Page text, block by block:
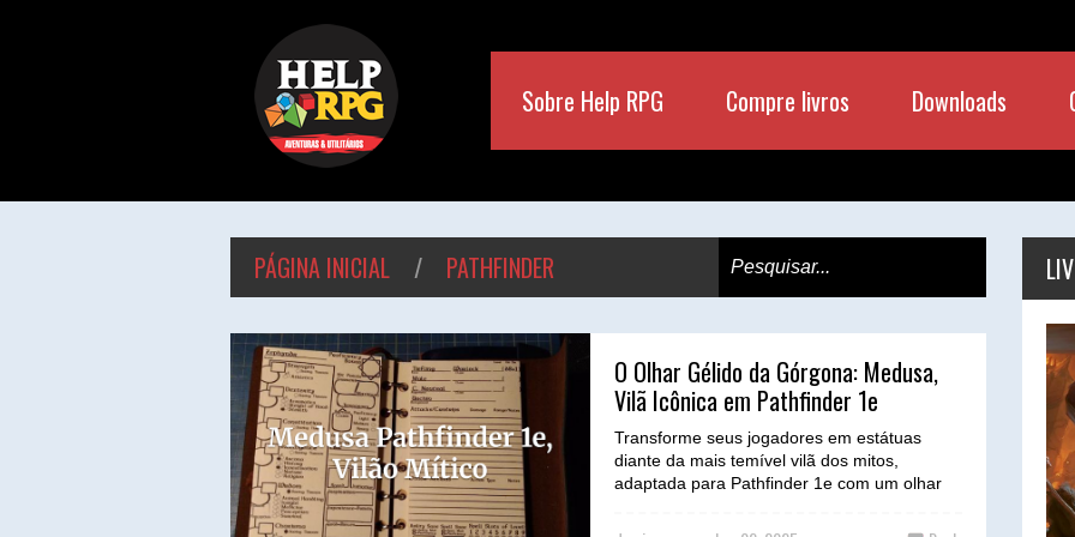
Sobre Help RPG Compre livros Downloads
PÁGINA INICIAL / PATHFINDER
O Olhar Gélido da Górgona: Medusa,
Vilã Icônica em Pathfinder 1e
Transforme seus jogadores em estátuas
diante da mais temível vilã dos mitos,
adaptada para Pathfinder 1e com um olhar